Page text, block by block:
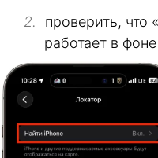
проверить, что
работает в фоне